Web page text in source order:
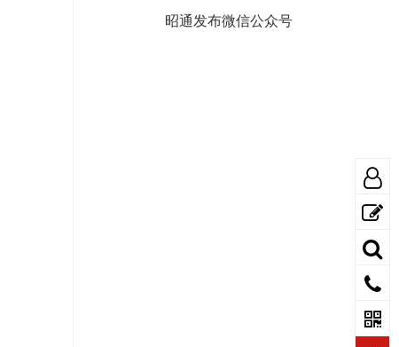
昭通发布微信公众号